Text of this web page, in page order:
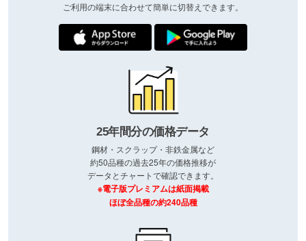
ご利用の端末に合わせて簡単に切替えできます。
25年間分の価格データ
鋼材・スクラップ・非鉄金属など
約50品種の過去25年の価格推移が
データとチャートで確認できます。
※電子版プレミアムは紙面掲載
ほぼ全品種の約240品種